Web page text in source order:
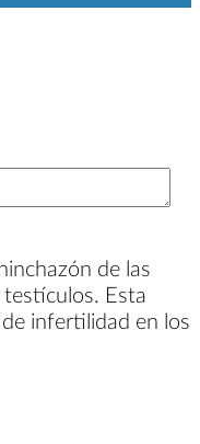
de las
Esta
infertilidad en los